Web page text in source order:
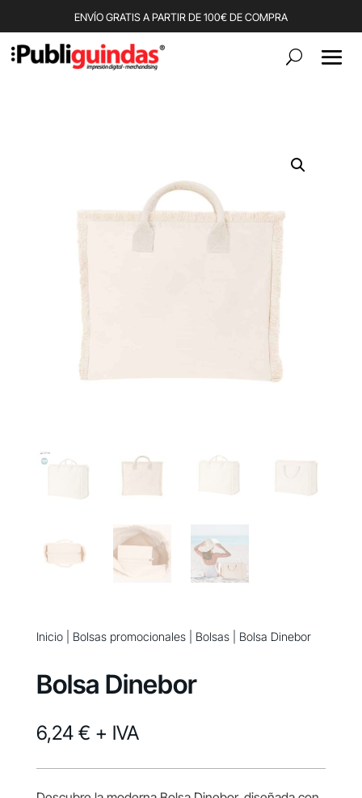
ENVÍO GRATIS A PARTIR DE 100€ DE COMPRA
Inicio| Bolsas promocionales| Bolsas| Bolsa Dinebor
Bolsa Dinebor
6,24 € + IVA